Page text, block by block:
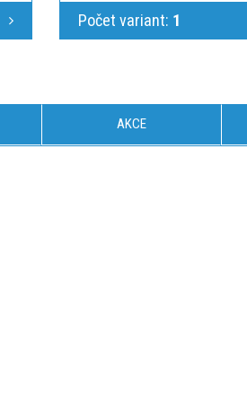
Počet variant: 1
AKCE